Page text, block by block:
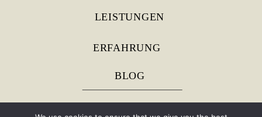
LEISTUNGEN
ERFAHRUNG
BLOG